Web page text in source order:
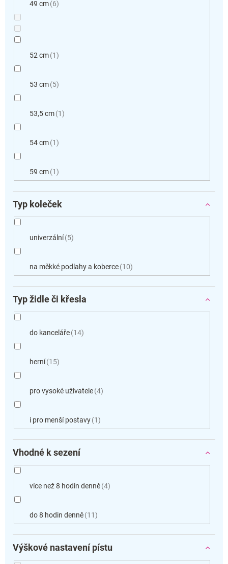
49 cm 6
52 cm 1
53 cm 5
53,5 cm 1
54 cm 1
59 cm 1
Typ koleček
univerzální 5
na měkké podlahy a koberce 10
Typ židle či křesla
do kanceláře 14
herní 15
pro vysoké uživatele 4
i pro menší postavy 1
Vhodné k sezení
více než 8 hodin denně 4
do 8 hodin denně 11
Výškové nastavení pístu